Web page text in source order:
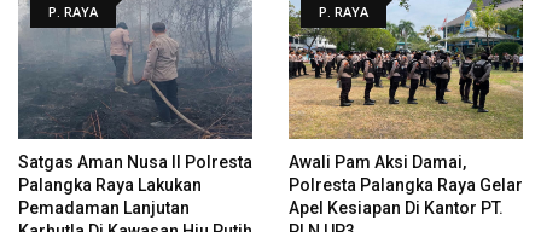
P. RAYA
Satgas Aman Nusa II Polresta
Palangka Raya Lakukan
Pemadaman Lanjutan
P. RAYA
Awali Pam Aksi Damai,
Polresta Palangka Raya Gelar
Apel Kesiapan Di Kantor PT.